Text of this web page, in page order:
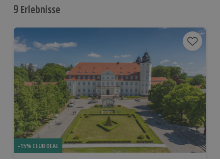
9 Erlebnisse
-15% CLUB DEAL